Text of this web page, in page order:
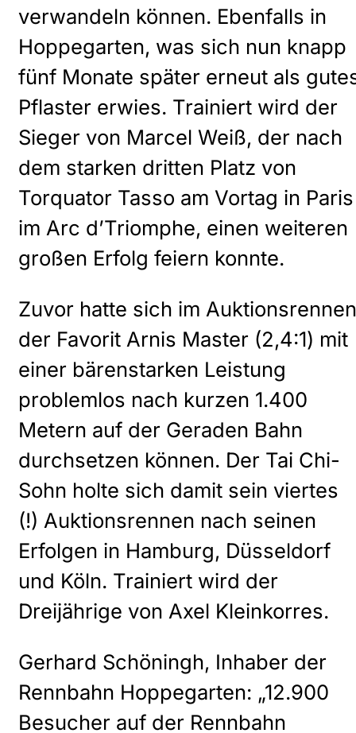
verwandeln können. Ebenfalls in
Hoppegarten, was sich nun knapp
fünf Monate später erneut als
Pflaster erwies. Trainiert wird der
Sieger von Marcel Weiß, der nach
dem starken dritten Platz von
Torquator Tasso am Vortag in Paris
im Arc d’Triomphe, einen weiteren
großen Erfolg feiern konnte.
Zuvor hatte sich im Auktionsrennen
der Favorit Arnis Master (2,4:1) mit
einer bärenstarken Leistung
problemlos nach kurzen 1.400
Metern auf der Geraden Bahn
durchsetzen können. Der Tai Chi-
Sohn holte sich damit sein viertes
(!) Auktionsrennen nach seinen
Erfolgen in Hamburg, Düsseldorf
und Köln. Trainiert wird der
Dreijährige von Axel Kleinkorres.
Gerhard Schöningh, Inhaber der
Rennbahn Hoppegarten: „12.900
Besucher auf der Rennbahn